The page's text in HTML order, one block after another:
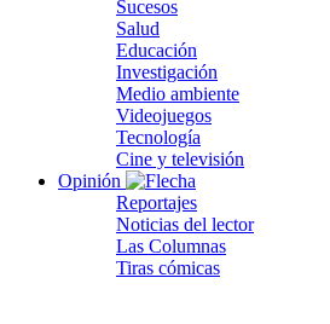
Sucesos
Salud
Educación
Investigación
Medio ambiente
Videojuegos
Tecnología
Cine y televisión
Opinión
Reportajes
Noticias del lector
Las Columnas
Tiras cómicas